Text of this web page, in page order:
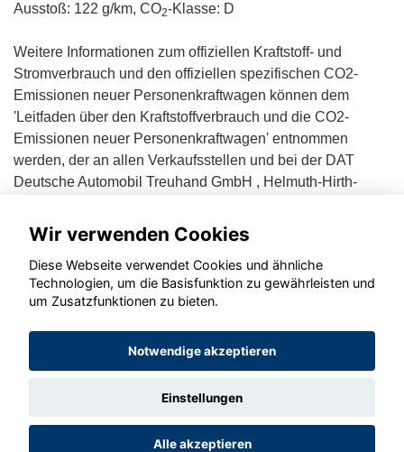
Ausstoß: 122 g/km, CO2-Klasse: D
Weitere Informationen zum offiziellen Kraftstoff- und
Stromverbrauch und den offiziellen spezifischen CO2-
Emissionen neuer Personenkraftwagen können dem
'Leitfaden über den Kraftstoffverbrauch und die CO2-
Emissionen neuer Personenkraftwagen' entnommen
werden, der an allen Verkaufsstellen und bei der DAT
Deutsche Automobil Treuhand GmbH , Helmuth-Hirth-
© konjunkturmotor.de GmbH 2020 - 2026
Wir verwenden Cookies
Diese Webseite verwendet Cookies und ähnliche
Technologien, um die Basisfunktion zu gewährleisten und
um Zusatzfunktionen zu bieten.
Notwendige akzeptieren
Einstellungen
Alle akzeptieren